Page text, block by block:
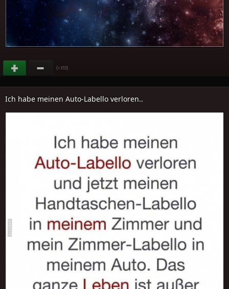
(+153)
Ich habe meinen Auto-Labello verloren..